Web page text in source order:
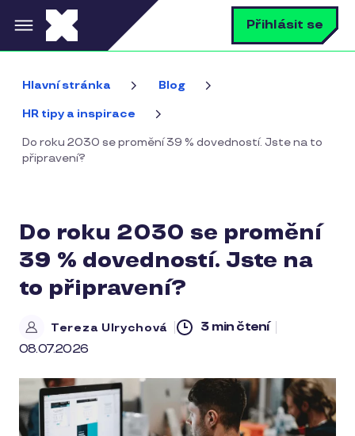
Přejít k hlavnímu obsahu Přihlásit se
Hlavní stránka Blog
HR tipy a inspirace
Do roku 2030 se promění 39 % dovedností. Jste na to
připravení?
Do roku 2030 se promění
39 % dovedností. Jste na
to připravení?
Tereza Ulrychová
3 min čtení
08.07.2026